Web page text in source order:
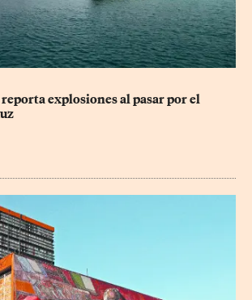
explosiones al pasar por el